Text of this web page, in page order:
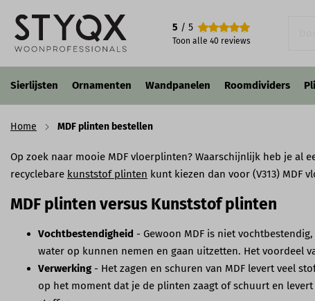
5 / 5
Toon alle 40 reviews
Sierlijsten Ornamenten Wandpanelen Roomdividers
Home MDF plinten bestellen
Op zoek naar mooie MDF vloerplinten? Waarschijnlijk heb je al
recyclebare kunststof plinten kunt kiezen dan voor (V313) MDF
MDF plinten versus Kunststof plinten
Vochtbestendigheid - Gewoon MDF is niet
water op kunnen nemen en gaan uitzetten. Het voordeel
Verwerking - Het zagen en schuren van MDF levert veel
op het moment dat je de plinten zaagt of schuurt en